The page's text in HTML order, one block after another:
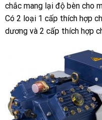
chắc mang lại độ bèn cho
Có 2 loại 1 cấp thích hợp
dương và 2 cấp thích hợp